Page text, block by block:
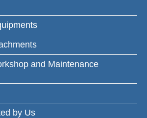
and Maintenance
by Us